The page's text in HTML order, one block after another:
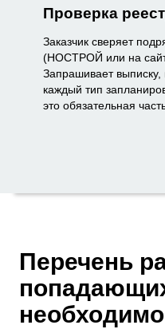
Проверка
Заказчик сверяет
(НОСТРОЙ или на
Запрашивает выписку,
каждый тип
это обязательная
Перечень